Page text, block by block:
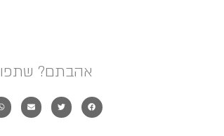
אהבתם? שתפו